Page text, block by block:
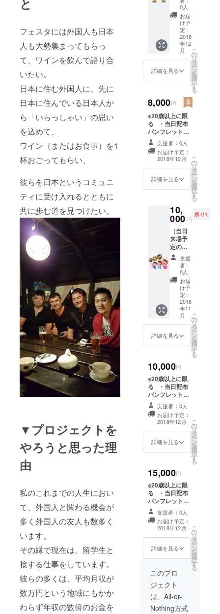
と
フェスタには外国人も日本
人も大勢集まってもらっ
て、ワインを飲んで語り合
いたい。
日本に住む外国人に、先に
日本に住んでいる日本人か
ら「いらっしゃい」の思い
を込めて、
ワイン（またはお食事）を1
杯おごってもらい、
彼らを日本というコミュニ
ティに受け入れるとともに
共に歩む道を見つけたい。
▼プロジェクトを
やろうと思った理
由
私のこれまでの人生におい
て、外国人と関わる機会が
多く外国人の友人も数多く
います。
その縁で現在は、留学生と
接する仕事をしています。
彼らの多くは、平均月収が
数万円という地域にもかか
わらず年収の数倍のお金を
フレッ
トにお
名前の
記入
・受け
取った
外国人
(2人分)
へ任意
のメッ
セージ
ししま
す。
・出演
ミュー
ジシャ
ンによ
る
Thanks
ビデオ
・当日
出品さ
きなも
の1本
（事前
にカタ
ログを
お送り
しま
す。）
0人
お届
け予
定：
2018
年12
月
詳細を見る
こ
の
リ
タ
ー
ン
を
選
択
す
る
8,000円
※20歳以上に限
る ・当日配布
パンフレットに
お名前の記入
・受け取った外
国人(2人分)へ任
意のメッセージ
をお渡ししま
す。 ・当日出
の2本（事前にカ
タログをお送り
します。）
支援者：0人
お届け予定：
2018年12月
詳細を見る
こ
の
リ
タ
ー
ン
を
選
択
す
る
10,
000 円
残り1
（当日
来場予
定の
方） ・
当日ス
テージ
で30分
出演権
（ス
テー
ジ、プ
ロジェ
クター
がご利
用可能
です。
ジェク
ターは
トンネ
ルの壁
に投影
して映
画館の
ように
なりま
支援
者：
0人
お届
け予
定：
2018
年11
月
詳細を見る
こ
の
リ
タ
ー
ン
を
選
択
す
る
10,000円
※20歳以上に限
る ・当日配布
パンフレットに
お名前の記入
・受け取った外
国人(4人分)へ任
意のメッセージ
をお渡ししま
す。 ・当日出
の2本（事前にカ
タログをお送り
します。）
支援者：0人
お届け予定：
2018年12月
詳細を見る
こ
の
リ
タ
ー
ン
を
選
択
す
る
15,000円
※20歳以上に限
る ・当日配布
パンフレットに
お名前の記入
・当日出品され
るワインからお
好きなもの4本
（事前にカタロ
グをお送りしま
支援者：0人
お届け予定：
2018年12月
詳細を見る
こ
の
リ
タ
ー
ン
を
選
択
す
る
このプロ
ジェクト
は、All-or-
Nothing方式